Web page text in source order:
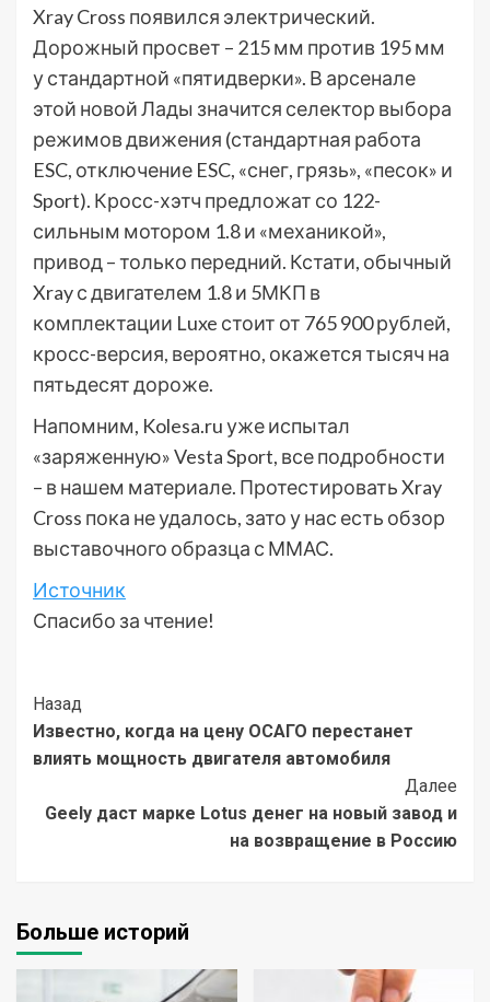
Xray Cross появился электрический.
Дорожный просвет – 215 мм против 195 мм
у стандартной «пятидверки». В арсенале
этой новой Лады значится селектор выбора
режимов движения (стандартная работа
ESC, отключение ESC, «снег, грязь», «песок» и
Sport). Кросс-хэтч предложат со 122-
сильным мотором 1.8 и «механикой»,
привод – только передний. Кстати, обычный
Xray с двигателем 1.8 и 5МКП в
комплектации Luxe стоит от 765 900 рублей,
кросс-версия, вероятно, окажется тысяч на
пятьдесят дороже.
Напомним, Kolesa.ru уже испытал
«заряженную» Vesta Sport, все подробности
– в нашем материале. Протестировать Xray
Cross пока не удалось, зато у нас есть обзор
выставочного образца с ММАС.
Источник
Спасибо за чтение!
Post
Navigation
Назад
Известно, когда на цену ОСАГО перестанет
влиять мощность двигателя автомобиля
Далее
Geely даст марке Lotus денег на новый завод и
на возвращение в Россию
Больше историй